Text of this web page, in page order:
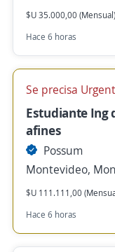
$U 35.000,00 (Mensual)
Hace 6 horas
Se precisa
Estudiante Ing
afines
Possum
Montevideo,
$U 111.111,00
Hace 6 horas